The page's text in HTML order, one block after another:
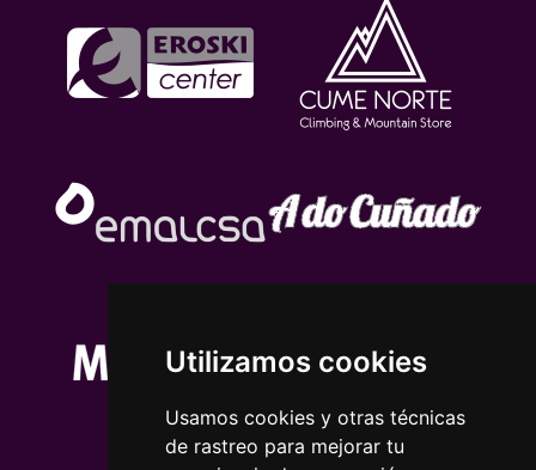
Utilizamos cookies
Usamos cookies y otras técnicas
de rastreo para mejorar tu